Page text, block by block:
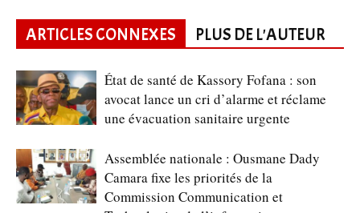
ARTICLES CONNEXES PLUS DE L'AUTEUR
État de santé de Kassory Fofana : son
avocat lance un cri d’alarme et réclame
une évacuation sanitaire urgente
Assemblée nationale : Ousmane Dady
Camara fixe les priorités de la
Commission Communication et